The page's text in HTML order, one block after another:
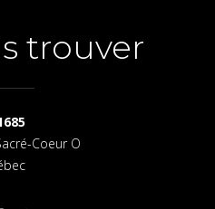
trouver
Coeur O